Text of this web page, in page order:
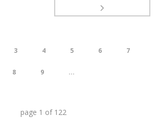
3 4 5 6 7
8 9 ...
page 1 of 122